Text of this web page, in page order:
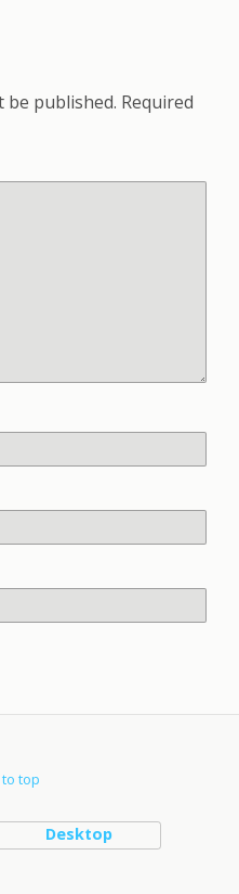
be published. Required
to top
Desktop